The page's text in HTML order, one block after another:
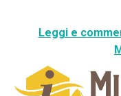
Leggi e